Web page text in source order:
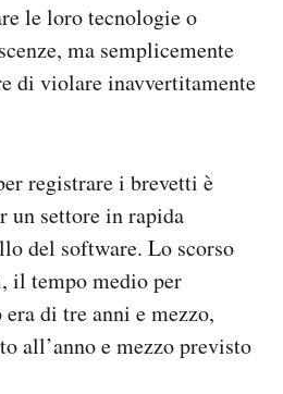
le loro tecnologie o
ma semplicemente
di violare inavvertitamente
registrare i brevetti è
un settore in rapida
del software. Lo scorso
il tempo medio per
di tre anni e mezzo,
all’anno e mezzo previsto